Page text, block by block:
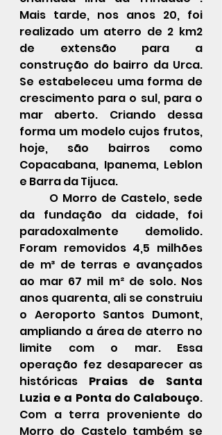
Mais tarde, nos anos 20, foi
realizado um aterro de 2 km2
de extensão para a
construção do bairro da Urca.
Se estabeleceu uma forma de
crescimento para o sul, para o
mar aberto. Criando dessa
forma um modelo cujos frutos,
hoje, são bairros como
Copacabana, Ipanema, Leblon
e Barra da Tijuca.
da fundação da cidade, foi
paradoxalmente demolido.
Foram removidos 4,5 milhões
de m³ de terras e avançados
ao mar 67 mil m² de solo. Nos
anos quarenta, ali se construiu
o Aeroporto Santos Dumont,
ampliando a área de aterro no
limite com o mar. Essa
operação fez desaparecer as
históricas Praias de Santa
Luzia e a Ponta do Calabouço.
Com a terra proveniente do
Morro do Castelo também se